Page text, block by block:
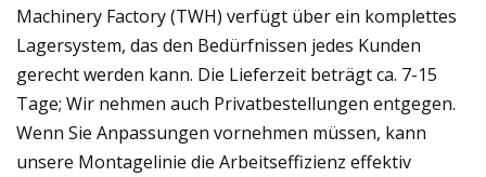
Machinery Factory (TWH) verfügt über ein komplettes
Lagersystem, das den Bedürfnissen jedes Kunden
gerecht werden kann. Die Lieferzeit beträgt ca. 7-15
Tage; Wir nehmen auch Privatbestellungen entgegen.
Wenn Sie Anpassungen vornehmen müssen, kann
unsere Montagelinie die Arbeitseffizienz effektiv